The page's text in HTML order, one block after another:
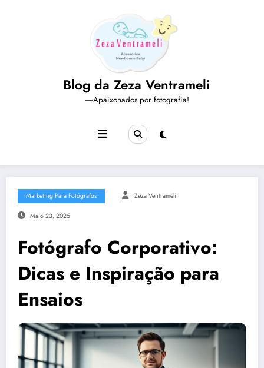
Blog da Zeza Ventrameli
—-Apaixonados por fotografia!
Marketing Para Fotógrafos Zeza Ventrameli
Maio 23, 2025
Fotógrafo Corporativo:
Dicas e Inspiração para
Ensaios